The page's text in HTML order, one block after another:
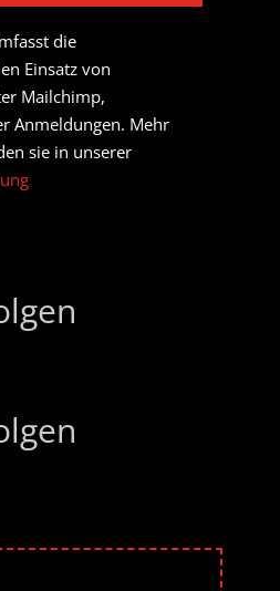
die
Einsatz von
Mailchimp,
Anmeldungen. Mehr
sie in unserer